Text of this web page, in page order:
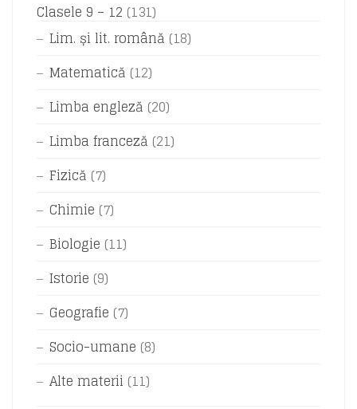
Clasele 9 – 12 (131)
Lim. și lit. română (18)
Matematică (12)
Limba engleză (20)
Limba franceză (21)
Fizică (7)
Chimie (7)
Biologie (11)
Istorie (9)
Geografie (7)
Socio-umane (8)
Alte materii (11)